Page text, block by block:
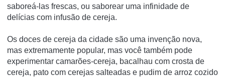
saboreá-las frescas, ou saborear uma infinidade de
delícias com infusão de cereja.
Os doces de cereja da cidade são uma invenção nova,
mas extremamente popular, mas você também pode
experimentar camarões-cereja, bacalhau com crosta de
cereja, pato com cerejas salteadas e pudim de arroz cozido